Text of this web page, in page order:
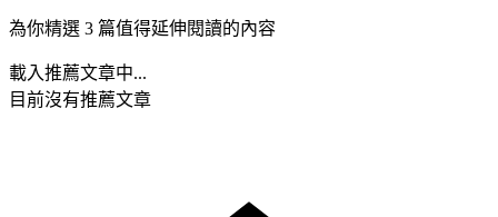
為你精選 3 篇值得延伸閱讀的內容
載入推薦文章中...
目前沒有推薦文章